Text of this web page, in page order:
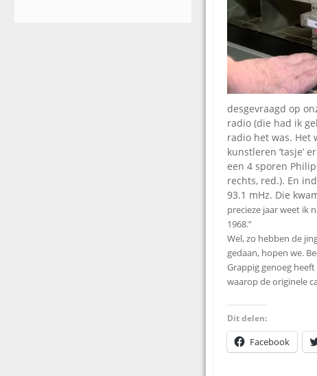
desgevraagd op
radio (die had ik
radio het was. Het
kunstleren ’tasje’
een 4 sporen
rechts, red.). En
93.1 mHz. Die
precieze jaar weet ik
1968.”
Wel, zo hebben de
gedaan, hopen we.
Grappig genoeg
waarop de originele
Dit delen:
Facebook